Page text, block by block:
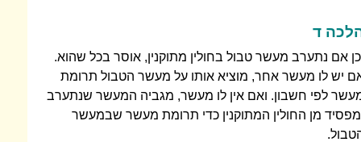
ד
אם נתערב מעשר טבול בחולין מתוקנין, אוסר בכל שהוא.
יש לו מעשר אחר, מוציא אותו על מעשר הטבול תרומת
לפי חשבון. ואם אין לו מעשר, מגביה המעשר שנתערב
מן החולין המתוקנין כדי תרומת מעשר שבמעשר